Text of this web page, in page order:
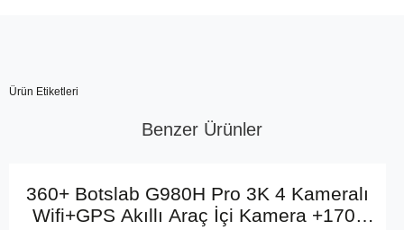
Ürün Etiketleri
Benzer Ürünler
360+ Botslab G980H Pro 3K 4 Kameralı
Wifi+GPS Akıllı Araç İçi Kamera +170°